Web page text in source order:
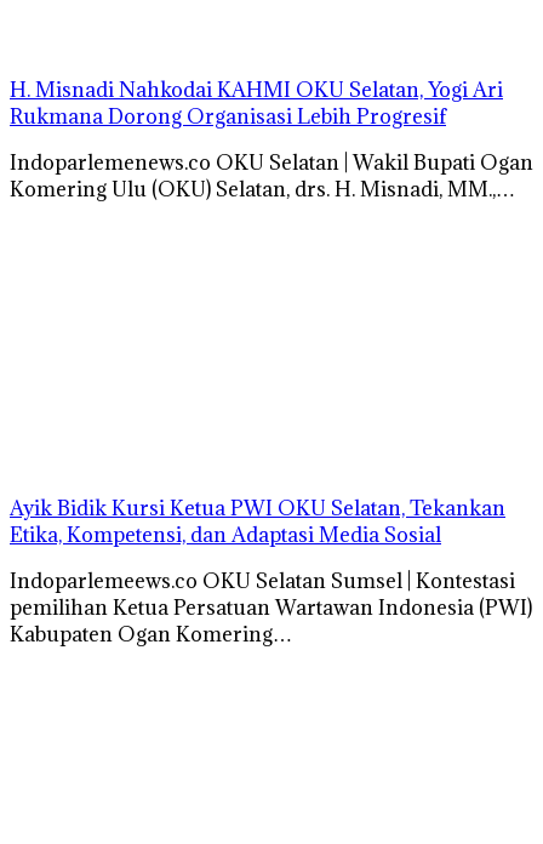
H. Misnadi Nahkodai KAHMI OKU Selatan, Yogi Ari
Rukmana Dorong Organisasi Lebih Progresif
Indoparlemenews.co OKU Selatan | Wakil Bupati Ogan
Komering Ulu (OKU) Selatan, drs. H. Misnadi, MM.,…
Ayik Bidik Kursi Ketua PWI OKU Selatan, Tekankan
Etika, Kompetensi, dan Adaptasi Media Sosial
Indoparlemeews.co OKU Selatan Sumsel | Kontestasi
pemilihan Ketua Persatuan Wartawan Indonesia (PWI)
Kabupaten Ogan Komering…